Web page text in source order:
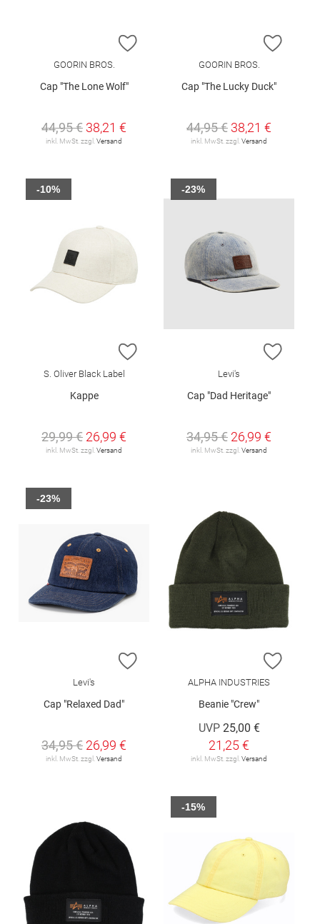
ZUR WUNSCHLISTE HINZUFÜGEN
GOORIN BROS.
Cap "The Lone Wolf"
44,95 € 38,21 €
inkl. MwSt. zzgl. Versand
ZUR
GOORIN BROS.
Cap "The Lucky Duck"
44,95 € 38,21 €
inkl. MwSt. zzgl. Versand
ZUR WUNSCHLISTE HINZUFÜGEN
S. Oliver Black Label
Kappe
29,99 € 26,99 €
inkl. MwSt. zzgl. Versand
-10%
ZUR
Levi's
Cap "Dad Heritage"
34,95 € 26,99 €
inkl. MwSt. zzgl. Versand
-23%
ZUR WUNSCHLISTE HINZUFÜGEN
Levi's
Cap "Relaxed Dad"
34,95 € 26,99 €
inkl. MwSt. zzgl.Versand
-23%
ZUR
ALPHA INDUSTRIES
Beanie "Crew"
UVP 25,00 €
21,25 €
inkl. MwSt. zzgl.Versand
-15%